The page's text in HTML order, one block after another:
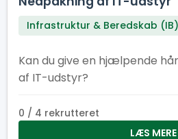
Infrastruktur & Beredskab (IB)
Kan du give en hjælpende
af IT-udstyr?
0 / 4 rekrutteret
LÆS MERE